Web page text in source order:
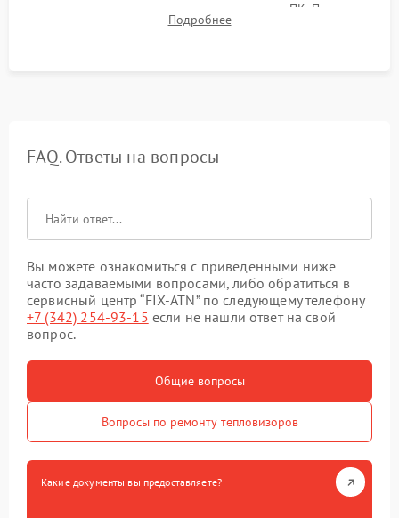
термограмм в память и передачи данных на ПК. Проверка
автономности работы и итоговый контроль качества.
Подробнее
FAQ. Ответы на вопросы
Вы можете ознакомиться с приведенными ниже
часто задаваемыми вопросами, либо обратиться в
сервисный центр “FIX-ATN” по следующему телефону
+7 (342) 254-93-15 если не нашли ответ на свой
вопрос.
Общие вопросы
Вопросы по ремонту тепловизоров
Какие документы вы предоставляете?